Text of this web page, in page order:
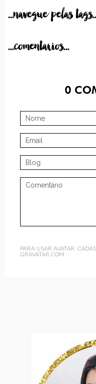
...navegue pelas
...comentarios...
0
PARA USAR AVATAR,
GRAVATAR.COM